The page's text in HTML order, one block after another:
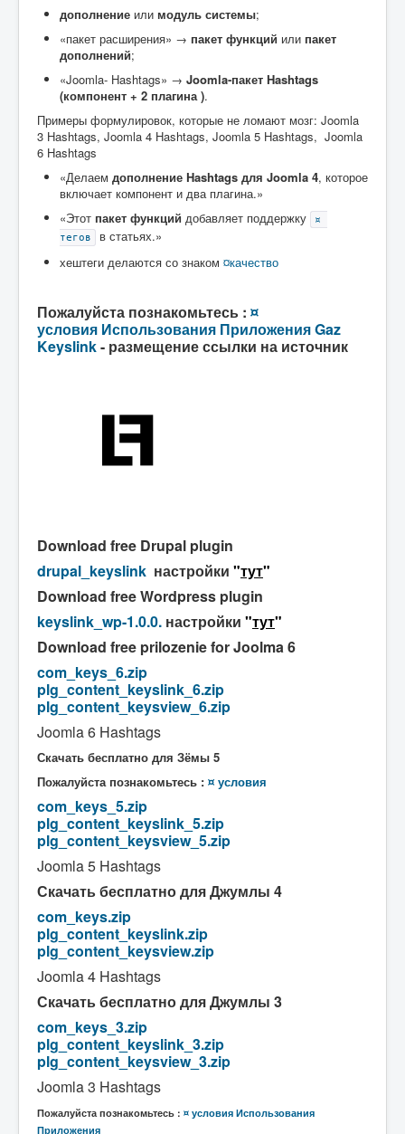
дополнение или модуль системы;
«пакет расширения» → пакет функций или пакет
дополнений;
«Joomla‑ Hashtags» → Joomla‑пакет Hashtags
(компонент + 2 плагина ).
Примеры формулировок, которые не ломают мозг: Joomla
3 Hashtags, Joomla 4 Hashtags, Joomla 5 Hashtags, Joomla
6 Hashtags
«Делаем дополнение Hashtags для Joomla 4, которое
включает компонент и два плагина.»
«Этот пакет функций добавляет поддержку
¤
тегов
в статьях.»
хештеги делаются со знаком ¤качество
Пожалуйста познакомьтесь : ¤
условия Использования Приложения Gaz
Keyslink- размещение ссылки на источник
Download free Drupal plugin
drupal_keyslink настройки "тут"
Download free Wordpress plugin
keyslink_wp-1.0.0. настройки "тут"
Download free prilozenie for Joolma 6
com_keys_6.zip
plg_content_keyslink_6.zip
plg_content_keysview_6.zip
Joomla 6 Hashtags
Скачать бесплатно для Зёмы 5
Пожалуйста познакомьтесь : ¤ условия
com_keys_5.zip
plg_content_keyslink_5.zip
plg_content_keysview_5.zip
Joomla 5 Hashtags
Скачать бесплатно для Джумлы 4
com_keys.zip
plg_content_keyslink.zip
plg_content_keysview.zip
Joomla 4 Hashtags
Скачать бесплатно для Джумлы 3
com_keys_3.zip
plg_content_keyslink_3.zip
plg_content_keysview_3.zip
Joomla 3 Hashtags
Пожалуйста познакомьтесь : ¤ условия Использования
Приложения